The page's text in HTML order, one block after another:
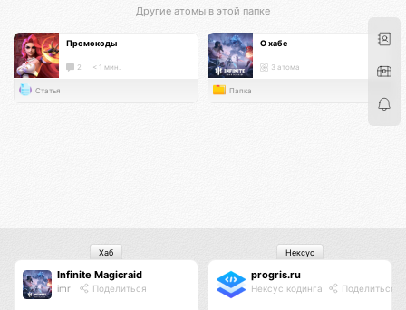
Другие атомы в этой папке
Промокоды
2 < 1 мин.
Статья
О хабе
3 атома
Папка
Infinite Magicraid
imr Поделиться
Хаб
progris.ru
Нексус кодинга Поделиться
Нексус